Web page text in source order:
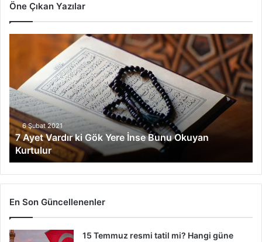
Öne Çıkan Yazılar
t
V
a
r
d
r
k
i
G
Y
6 Şubat 2021
7 Ayet Vardır ki Gök Yere İnse Bunu Okuyan
Kurtulur
En Son Güncellenenler
15 Temmuz resmi tatil mi? Hangi güne